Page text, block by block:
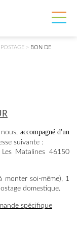
> BON DE
accompagné d'un
suivante :
Matalines 46150
soi-même), 1
domestique.
spécifique